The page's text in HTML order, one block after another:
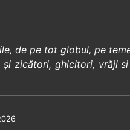
de pe tot globul, pe
și zicători, ghicitori, vrăji